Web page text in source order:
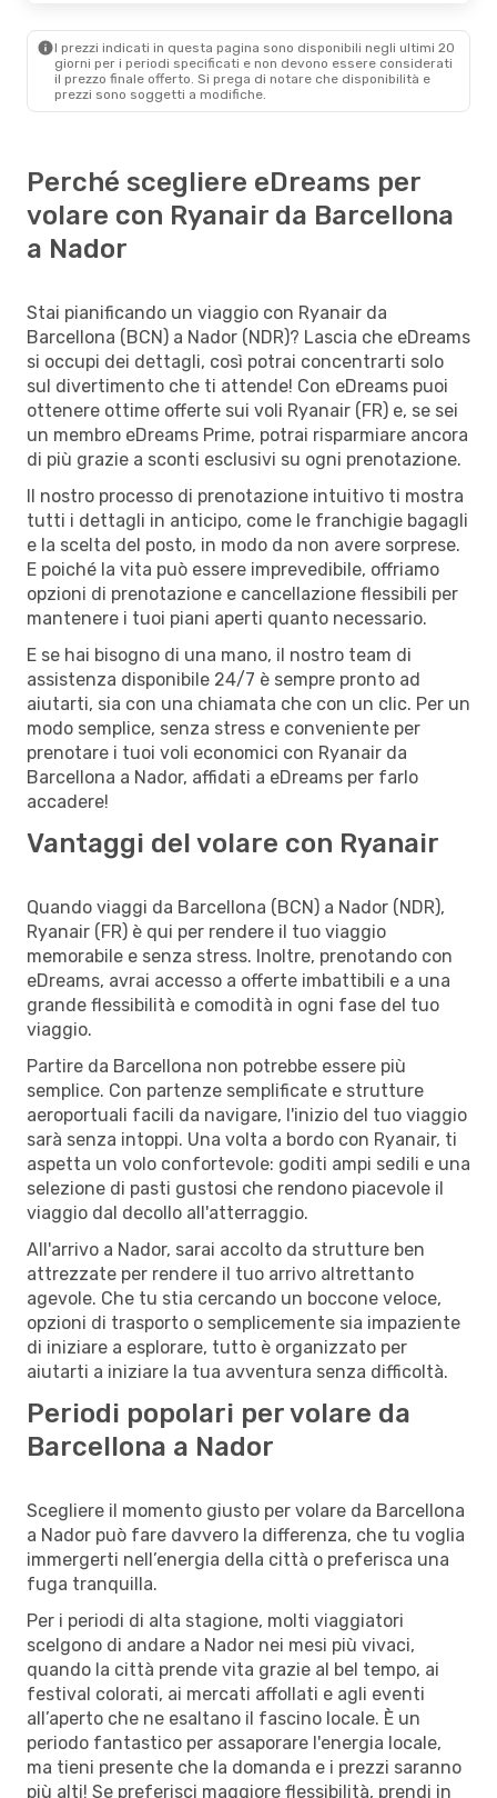
I prezzi indicati in questa pagina sono disponibili negli ultimi 20
giorni per i periodi specificati e non devono essere considerati
il ​​prezzo finale offerto. Si prega di notare che disponibilità e
prezzi sono soggetti a modifiche.
Perché scegliere eDreams per
volare con Ryanair da Barcellona
a Nador
Stai pianificando un viaggio con Ryanair da
Barcellona (BCN) a Nador (NDR)? Lascia che eDreams
si occupi dei dettagli, così potrai concentrarti solo
sul divertimento che ti attende! Con eDreams puoi
ottenere ottime offerte sui voli Ryanair (FR) e, se sei
un membro eDreams Prime, potrai risparmiare ancora
di più grazie a sconti esclusivi su ogni prenotazione.
Il nostro processo di prenotazione intuitivo ti mostra
tutti i dettagli in anticipo, come le franchigie bagagli
e la scelta del posto, in modo da non avere sorprese.
E poiché la vita può essere imprevedibile, offriamo
opzioni di prenotazione e cancellazione flessibili per
mantenere i tuoi piani aperti quanto necessario.
E se hai bisogno di una mano, il nostro team di
assistenza disponibile 24/7 è sempre pronto ad
aiutarti, sia con una chiamata che con un clic. Per un
modo semplice, senza stress e conveniente per
prenotare i tuoi voli economici con Ryanair da
Barcellona a Nador, affidati a eDreams per farlo
accadere!
Vantaggi del volare con Ryanair
Quando viaggi da Barcellona (BCN) a Nador (NDR),
Ryanair (FR) è qui per rendere il tuo viaggio
memorabile e senza stress. Inoltre, prenotando con
eDreams, avrai accesso a offerte imbattibili e a una
grande flessibilità e comodità in ogni fase del tuo
viaggio.
Partire da Barcellona non potrebbe essere più
semplice. Con partenze semplificate e strutture
aeroportuali facili da navigare, l'inizio del tuo viaggio
sarà senza intoppi. Una volta a bordo con Ryanair, ti
aspetta un volo confortevole: goditi ampi sedili e una
selezione di pasti gustosi che rendono piacevole il
viaggio dal decollo all'atterraggio.
All'arrivo a Nador, sarai accolto da strutture ben
attrezzate per rendere il tuo arrivo altrettanto
agevole. Che tu stia cercando un boccone veloce,
opzioni di trasporto o semplicemente sia impaziente
di iniziare a esplorare, tutto è organizzato per
aiutarti a iniziare la tua avventura senza difficoltà.
Periodi popolari per volare da
Barcellona a Nador
Scegliere il momento giusto per volare da Barcellona
a Nador può fare davvero la differenza, che tu voglia
immergerti nell’energia della città o preferisca una
fuga tranquilla.
Per i periodi di alta stagione, molti viaggiatori
scelgono di andare a Nador nei mesi più vivaci,
quando la città prende vita grazie al bel tempo, ai
festival colorati, ai mercati affollati e agli eventi
all’aperto che ne esaltano il fascino locale. È un
periodo fantastico per assaporare l'energia locale,
ma tieni presente che la domanda e i prezzi saranno
più alti! Se preferisci maggiore flessibilità, prendi in